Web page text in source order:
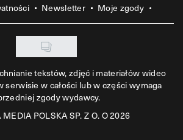
Newsletter Moje zgody
tekstów, zdjęć i materiałów wideo
serwisie w całości lub w części wymaga
zgody wydawcy.
POLSKA SP. Z O. O 2026